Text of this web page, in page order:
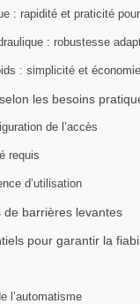
: rapidité et praticité
: robustesse
: simplicité et
les besoins
de l’accès
requis
d’utilisation
de barrières levantes
pour garantir la
l’automatisme